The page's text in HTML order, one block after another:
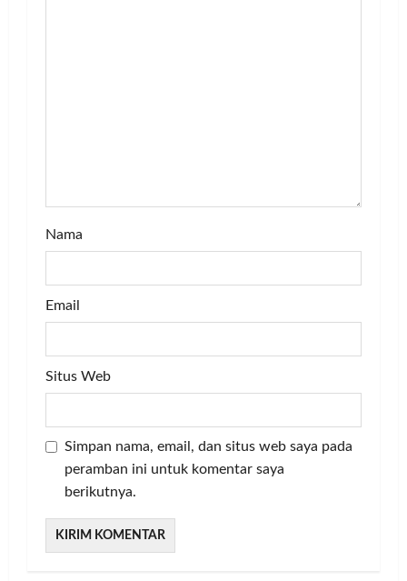
Nama
Email
Situs Web
Simpan nama, email, dan situs web saya pada
peramban ini untuk komentar saya
berikutnya.